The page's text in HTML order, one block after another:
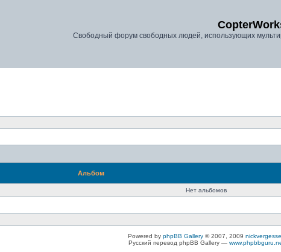
Свободный форум свободных людей, использующих
Альбом
Нет альбомов
Powered by phpBB Gallery© 2007, 2009
Русский перевод phpBB Gallery —